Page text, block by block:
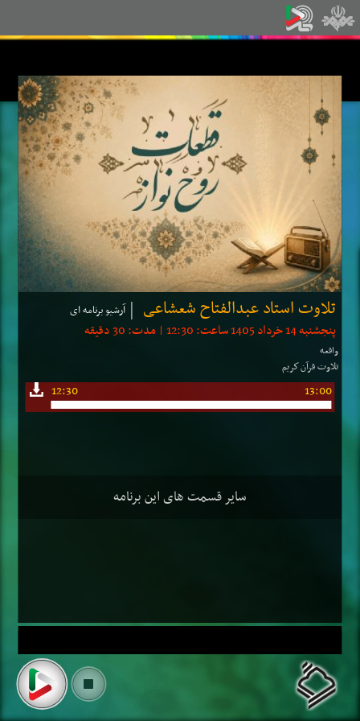
تلاوت استاد عبدالفتاح شعشاعی آرشیو برنامه ای
پنجشنبه 14 خرداد 1405 ساعت: 12:30 | مدت: 30 دقیقه
واقعه
تلاوت قرآن كریم
12:30 13:00
سایر قسمت های این برنامه